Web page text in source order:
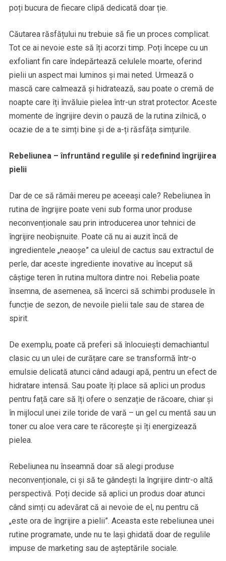
poți bucura de fiecare clipă dedicată doar ție.
Căutarea răsfățului nu trebuie să fie un proces complicat.
Tot ce ai nevoie este să îți acorzi timp. Poți începe cu un
exfoliant fin care îndepărtează celulele moarte, oferind
pielii un aspect mai luminos și mai neted. Urmează o
mască care calmează și hidratează, sau poate o cremă de
noapte care îți învăluie pielea într-un strat protector. Aceste
momente de îngrijire devin o pauză de la rutina zilnică, o
ocazie de a te simți bine și de a-ți răsfăța simțurile.
Rebeliunea – înfruntând regulile și redefinind îngrijirea
pielii
Dar de ce să rămâi mereu pe aceeași cale? Rebeliunea în
rutina de îngrijire poate veni sub forma unor produse
neconvenționale sau prin introducerea unor tehnici de
îngrijire neobișnuite. Poate că nu ai auzit încă de
ingredientele „neaoșe” ca uleiul de cactus sau extractul de
perle, dar aceste ingrediente inovative au început să
câștige teren în rutina multora dintre noi. Rebelia poate
însemna, de asemenea, să încerci să schimbi produsele în
funcție de sezon, de nevoile pielii tale sau de starea de
spirit.
De exemplu, poate că preferi să înlocuiești demachiantul
clasic cu un ulei de curățare care se transformă într-o
emulsie delicată atunci când adaugi apă, pentru un efect de
hidratare intensă. Sau poate îți place să aplici un produs
pentru față care să îți ofere o senzație de răcoare, chiar și
în mijlocul unei zile toride de vară – un gel cu mentă sau un
toner cu aloe vera care te răcorește și îți energizează
pielea.
Rebeliunea nu înseamnă doar să alegi produse
neconvenționale, ci și să te gândești la îngrijire dintr-o altă
perspectivă. Poți decide să aplici un produs doar atunci
când simți cu adevărat că ai nevoie de el, nu pentru că
„este ora de îngrijire a pielii”. Aceasta este rebeliunea unei
rutine programate, unde nu te lași ghidată doar de regulile
impuse de marketing sau de așteptările sociale.